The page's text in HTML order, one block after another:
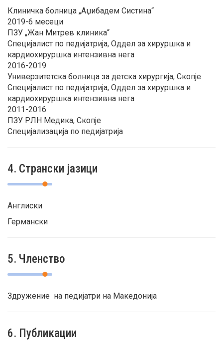
Клиничка болница „Аџибадем Систина“
2019-6 месеци
ПЗУ „Жан Митрев клиника“
Специјалист по педијатрија, Оддел за хируршка и
кардиохируршка интензивна нега
2016-2019
Универзитетска болница за детска хирургија, Скопје
Специјалист по педијатрија, Оддел за хируршка и
кардиохируршка интензивна нега
2011-2016
ПЗУ РЛН Медика, Скопје
Специјализација по педијатрија
4. Странски јазици
Англиски
Германски
5. Членство
Здружение на педијатри на Македонија
6. Публикации